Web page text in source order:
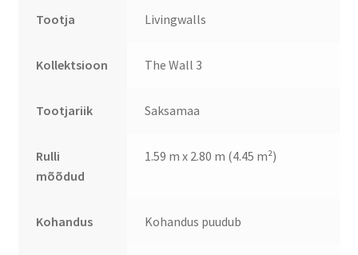
Tootja Livingwalls
Kollektsioon The Wall 3
Tootjariik Saksamaa
Rulli
mõõdud
1.59 m x 2.80 m (4.45 m²)
Kohandus Kohandus puudub